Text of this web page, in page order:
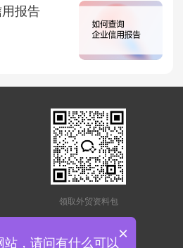
报告
领取外贸资料包
我们 联系我们 ×
站，请问有什么可以